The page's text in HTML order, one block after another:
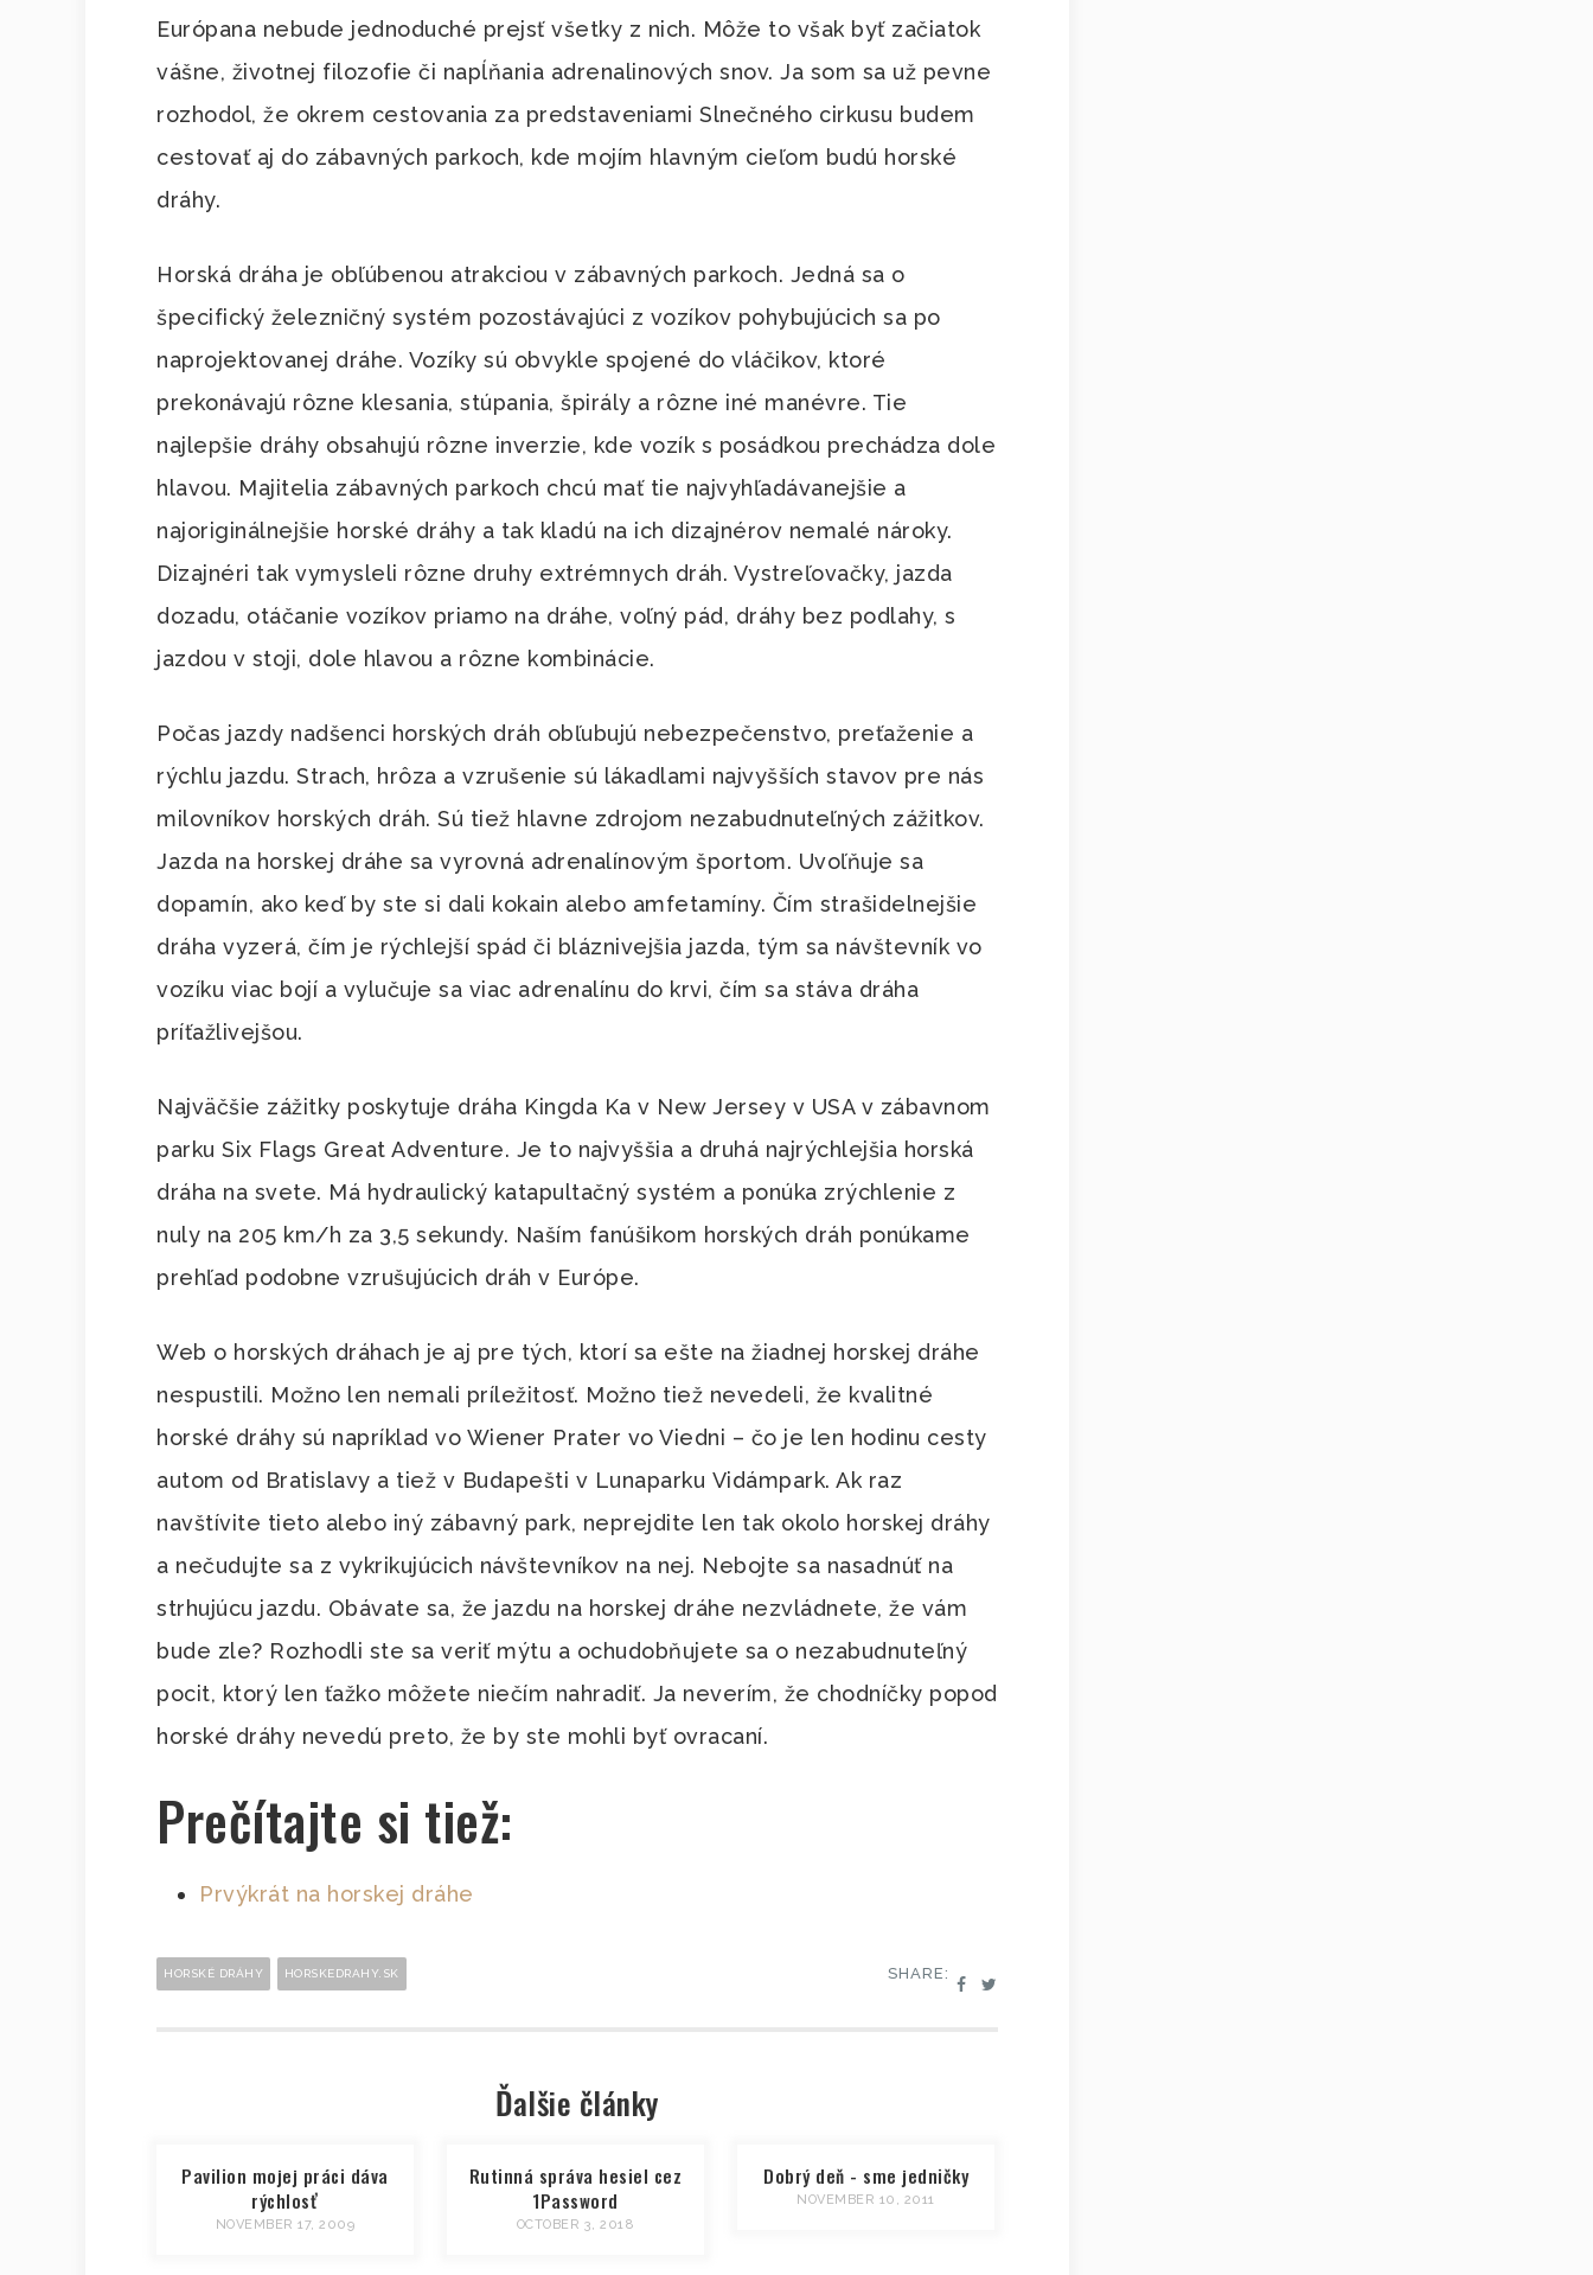
Európana nebude jednoduché prejsť všetky z nich. Môže to však byť začiatok
vášne, životnej filozofie či napĺňania adrenalinových snov. Ja som sa už pevne
rozhodol, že okrem cestovania za predstaveniami Slnečného cirkusu budem
cestovať aj do zábavných parkoch, kde mojím hlavným cieľom budú horské
dráhy.
Horská dráha je obľúbenou atrakciou v zábavných parkoch. Jedná sa o
špecifický železničný systém pozostávajúci z vozíkov pohybujúcich sa po
naprojektovanej dráhe. Vozíky sú obvykle spojené do vláčikov, ktoré
prekonávajú rôzne klesania, stúpania, špirály a rôzne iné manévre. Tie
najlepšie dráhy obsahujú rôzne inverzie, kde vozík s posádkou prechádza dole
hlavou. Majitelia zábavných parkoch chcú mať tie najvyhľadávanejšie a
najoriginálnejšie horské dráhy a tak kladú na ich dizajnérov nemalé nároky.
Dizajnéri tak vymysleli rôzne druhy extrémnych dráh. Vystreľovačky, jazda
dozadu, otáčanie vozíkov priamo na dráhe, voľný pád, dráhy bez podlahy, s
jazdou v stoji, dole hlavou a rôzne kombinácie.
Počas jazdy nadšenci horských dráh obľubujú nebezpečenstvo, preťaženie a
rýchlu jazdu. Strach, hrôza a vzrušenie sú lákadlami najvyšších stavov pre nás
milovníkov horských dráh. Sú tiež hlavne zdrojom nezabudnuteľných zážitkov.
Jazda na horskej dráhe sa vyrovná adrenalínovým športom. Uvoľňuje sa
dopamín, ako keď by ste si dali kokain alebo amfetamíny. Čím strašidelnejšie
dráha vyzerá, čím je rýchlejší spád či bláznivejšia jazda, tým sa návštevník vo
vozíku viac bojí a vylučuje sa viac adrenalínu do krvi, čím sa stáva dráha
príťažlivejšou.
Najväčšie zážitky poskytuje dráha Kingda Ka v New Jersey v USA v zábavnom
parku Six Flags Great Adventure. Je to najvyššia a druhá najrýchlejšia horská
dráha na svete. Má hydraulický katapultačný systém a ponúka zrýchlenie z
nuly na 205 km/h za 3,5 sekundy. Naším fanúšikom horských dráh ponúkame
prehľad podobne vzrušujúcich dráh v Európe.
Web o horských dráhach je aj pre tých, ktorí sa ešte na žiadnej horskej dráhe
nespustili. Možno len nemali príležitosť. Možno tiež nevedeli, že kvalitné
horské dráhy sú napríklad vo Wiener Prater vo Viedni – čo je len hodinu cesty
autom od Bratislavy a tiež v Budapešti v Lunaparku Vidámpark. Ak raz
navštívite tieto alebo iný zábavný park, neprejdite len tak okolo horskej dráhy
a nečudujte sa z vykrikujúcich návštevníkov na nej. Nebojte sa nasadnúť na
strhujúcu jazdu. Obávate sa, že jazdu na horskej dráhe nezvládnete, že vám
bude zle? Rozhodli ste sa veriť mýtu a ochudobňujete sa o nezabudnuteľný
pocit, ktorý len ťažko môžete niečím nahradiť. Ja neverím, že chodníčky popod
horské dráhy nevedú preto, že by ste mohli byť ovracaní.
Prečítajte si tiež:
Prvýkrát na horskej dráhe
HORSKÉ DRÁHY HORSKEDRAHY.SK SHARE:
Ďalšie články
Pavilion mojej práci dáva
rýchlosť
NOVEMBER 17, 2009
Rutinná správa hesiel cez
1Password
OCTOBER 3, 2018
Dobrý deň - sme jedničky
NOVEMBER 10, 2011